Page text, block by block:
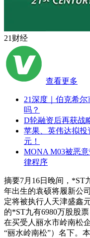
21财经
查看更多
21深度｜伯克希
吗？
D轮融资后再获战
苹果、英伟达拟投
元！
MONA M03被恶
律程序
摘要7月16日晚间，*ST
年出生的袁硕将履新公
定将被执行人天津盛鑫
的*ST九有6980万股股
在买受人丽水市岭南松
“丽水岭南松”）名下。